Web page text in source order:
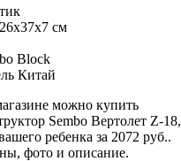
26х37х7 см
Block
Китай
можно купить
Sembo Вертолет Z-18,
ребенка за 2072 руб..
фото и описание.